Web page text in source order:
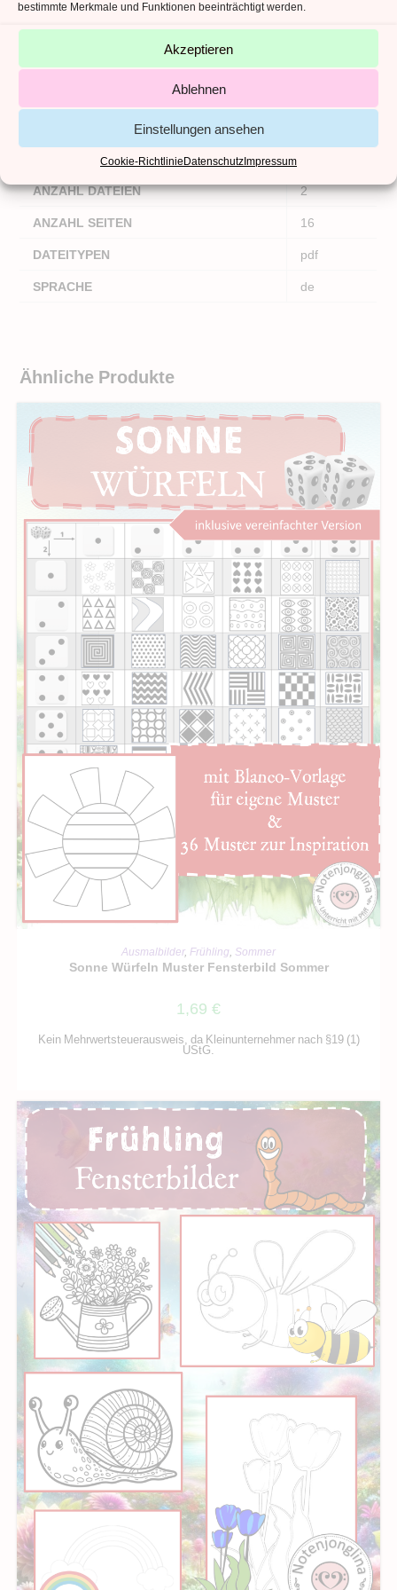
bestimmte Merkmale und Funktionen beeinträchtigt werden.
Akzeptieren
Ablehnen
Einstellungen ansehen
Cookie-RichtlinieDatenschutzImpressum
ZUSÄTZLICHE INFORMATIONEN
REZENSIONEN (0)
Zusätzliche Informationen
ANZAHL DATEIEN
2
ANZAHL SEITEN
16
DATEITYPEN
pdf
SPRACHE
de
Ähnliche Produkte
IN DEN WARENKORB
Ausmalbilder, Frühling, Sommer
Sonne Würfeln Muster Fensterbild Sommer
1,69 €
Kein Mehrwertsteuerausweis, da Kleinunternehmer nach §19 (1)
UStG.